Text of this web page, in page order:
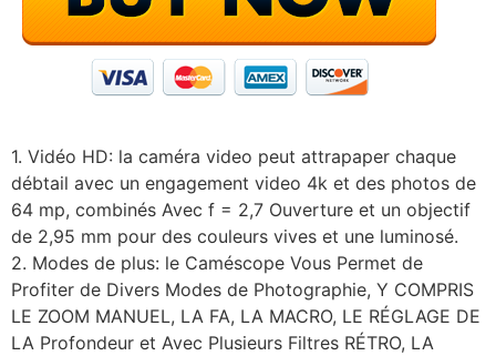
1. Vidéo HD: la caméra video peut attrapaper chaque
débtail avec un engagement video 4k et des photos de
64 mp, combinés Avec f = 2,7 Ouverture et un objectif
de 2,95 mm pour des couleurs vives et une luminosé.
2. Modes de plus: le Caméscope Vous Permet de
Profiter de Divers Modes de Photographie, Y COMPRIS
LE ZOOM MANUEL, LA FA, LA MACRO, LE RÉGLAGE DE
LA Profondeur et Avec Plusieurs Filtres RÉTRO, LA